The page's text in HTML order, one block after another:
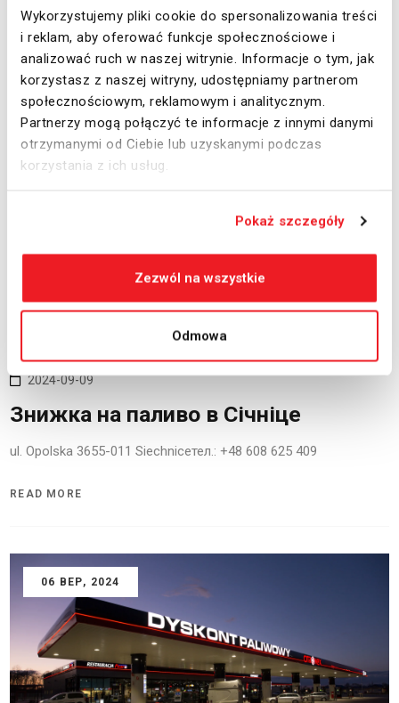
Wykorzystujemy pliki cookie do spersonalizowania treści
i reklam, aby oferować funkcje społecznościowe i
analizować ruch w naszej witrynie. Informacje o tym, jak
korzystasz z naszej witryny, udostępniamy partnerom
społecznościowym, reklamowym i analitycznym.
Partnerzy mogą połączyć te informacje z innymi danymi
otrzymanymi od Ciebie lub uzyskanymi podczas
korzystania z ich usług.
Pokaż szczegóły
Zezwól na wszystkie
Odmowa
2024-09-09
Знижка на пальне Липляни
Lipiany 34 (біля автостради A18)59-700 Bolesławiecтел.: +48
516 821 052
READ MORE
09 ВЕР, 2024
2024-09-09
Знижка на паливо в Січніце
ul. Opolska 3655-011 Siechniceтел.: +48 608 625 409
READ MORE
06 ВЕР, 2024